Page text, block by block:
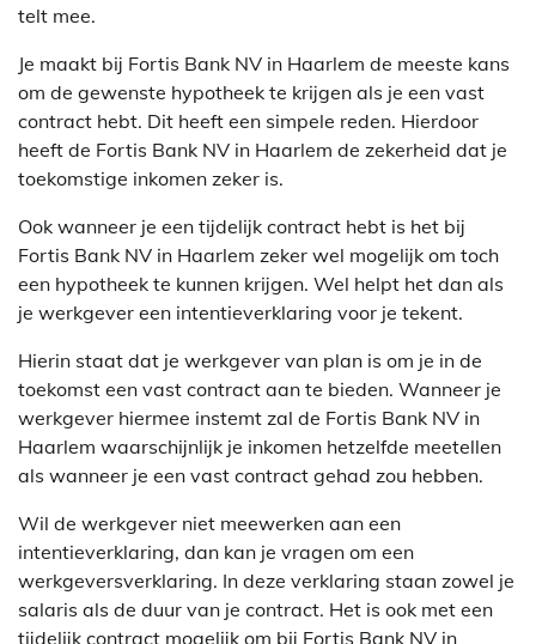
telt mee.
Je maakt bij Fortis Bank NV in Haarlem de meeste kans
om de gewenste hypotheek te krijgen als je een vast
contract hebt. Dit heeft een simpele reden. Hierdoor
heeft de Fortis Bank NV in Haarlem de zekerheid dat je
toekomstige inkomen zeker is.
Ook wanneer je een tijdelijk contract hebt is het bij
Fortis Bank NV in Haarlem zeker wel mogelijk om toch
een hypotheek te kunnen krijgen. Wel helpt het dan als
je werkgever een intentieverklaring voor je tekent.
Hierin staat dat je werkgever van plan is om je in de
toekomst een vast contract aan te bieden. Wanneer je
werkgever hiermee instemt zal de Fortis Bank NV in
Haarlem waarschijnlijk je inkomen hetzelfde meetellen
als wanneer je een vast contract gehad zou hebben.
Wil de werkgever niet meewerken aan een
intentieverklaring, dan kan je vragen om een
werkgeversverklaring. In deze verklaring staan zowel je
salaris als de duur van je contract. Het is ook met een
tijdelijk contract mogelijk om bij Fortis Bank NV in